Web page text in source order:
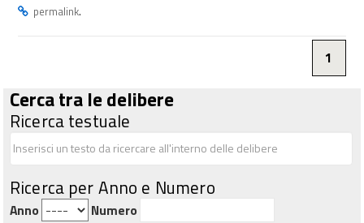
permalink.
1
Cerca tra le delibere
Ricerca testuale
Ricerca per Anno e Numero
Anno Numero